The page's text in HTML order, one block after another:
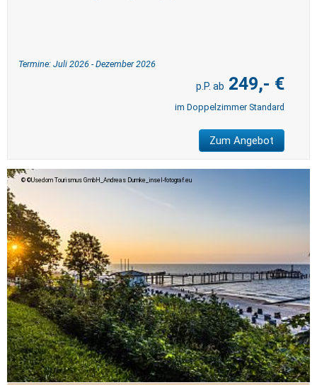
Termine: Juli 2026 - Dezember 2026
249,- €
im Doppelzimmer Standard
Zum Angebot
©Usedom Tourismus GmbH_Andreas Dumke_insel-fotograf.eu